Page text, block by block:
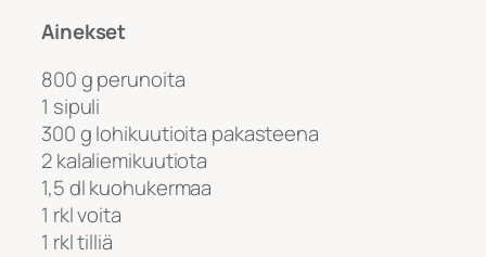
Ainekset
800 g perunoita
1 sipuli
300 g lohikuutioita pakasteena
2 kalaliemikuutiota
1,5 dl kuohukermaa
1 rkl voita
1 rkl tilliä